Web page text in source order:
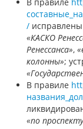
/
«КАСКО
Ренессанса»,
колонны»;
В правиле
«по